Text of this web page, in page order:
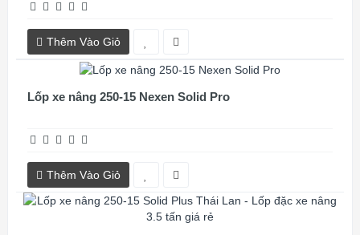
Thêm Vào Giỏ
Lốp xe nâng 250-15 Nexen Solid Pro
Thêm Vào Giỏ